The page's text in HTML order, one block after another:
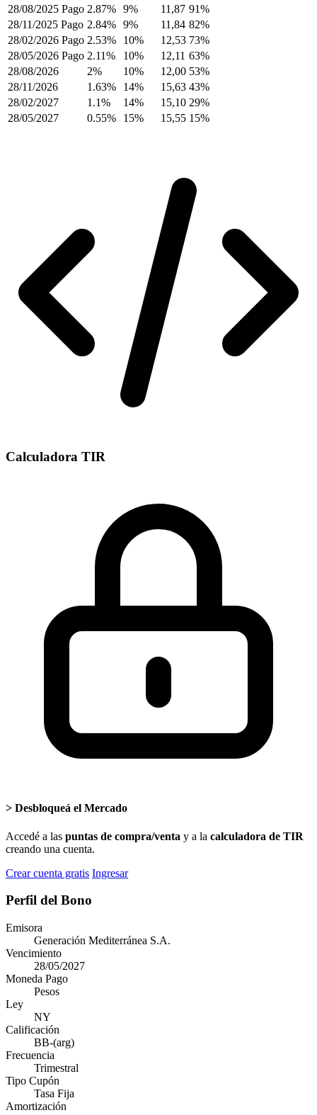
28/08/2025 Pago 2.87% 9% 11,87 91%
28/11/2025 Pago 2.84% 9% 11,84 82%
28/02/2026 Pago 2.53% 10% 12,53 73%
28/05/2026 Pago 2.11% 10% 12,11 63%
28/08/2026
2% 10% 12,00 53%
28/11/2026
1.63% 14% 15,63 43%
28/02/2027
1.1% 14% 15,10 29%
28/05/2027
0.55% 15% 15,55 15%
Calculadora TIR
> Desbloqueá el Mercado
Accedé a las puntas de compra/venta y a la calculadora de TIR
creando una cuenta.
Crear cuenta gratis Ingresar
Perfil del Bono
Emisora
Generación Mediterránea S.A.
Vencimiento
28/05/2027
Moneda Pago
Pesos
Ley
NY
Calificación
BB-(arg)
Frecuencia
Trimestral
Tipo Cupón
Tasa Fija
Amortización